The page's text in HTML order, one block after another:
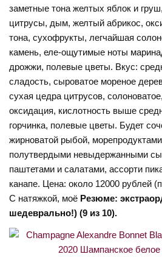
заметные тона желтых яблок и
цитрусы, дым, желтый абрикос,
тона, сухофрукты, легчайшая
камень, еле-ощутимые ноты
дрожжи, полевые цветы. Вкус:
сладость, сыроватое мореное
сухая цедра цитрусов,
оксидация, кислотность выше
горчинка, полевые цветы. Будет
жирноватой рыбой,
полутвердыми невыдержанными
паштетами и салатами, ассорти
канапе. Цена: около 12000 рублей
С натяжкой, моё Резюме:
шедеврально!) (9 из 10).